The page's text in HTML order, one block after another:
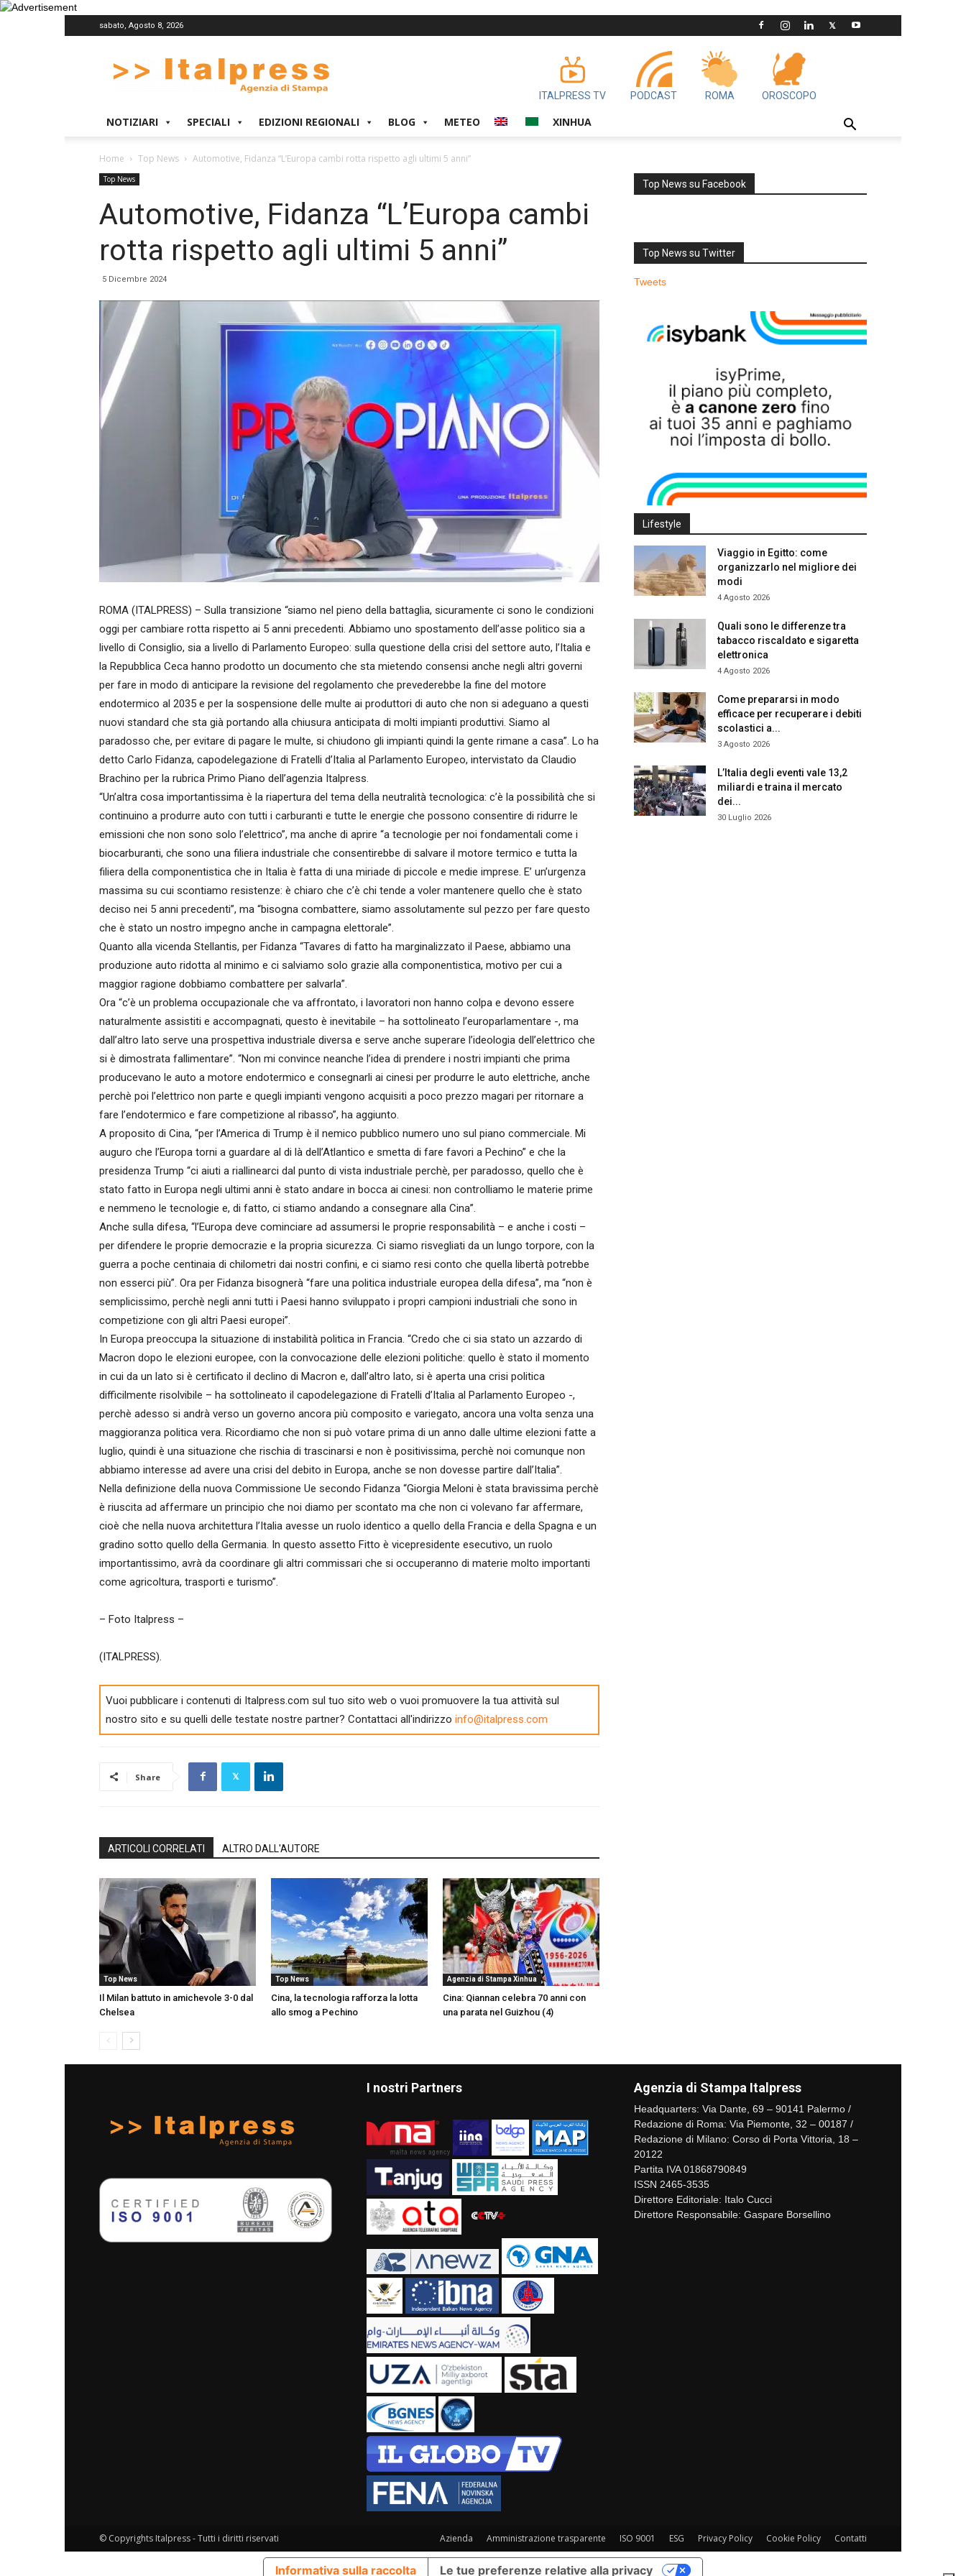
sabato, Agosto 8, 2026
ITALPRESS TV PODCAST ROMA OROSCOPO
NOTIZIARI SPECIALI EDIZIONI REGIONALI BLOG METEO XINHUA
Home Top News Automotive, Fidanza “L’Europa cambi rotta rispetto agli ultimi 5 anni”
Top News
Automotive, Fidanza “L’Europa cambi
rotta rispetto agli ultimi 5 anni”
5 Dicembre 2024
ROMA (ITALPRESS) – Sulla transizione “siamo nel pieno della battaglia, sicuramente ci sono le condizioni
oggi per cambiare rotta rispetto ai 5 anni precedenti. Abbiamo uno spostamento dell’asse politico sia a
livello di Consiglio, sia a livello di Parlamento Europeo: sulla questione della crisi del settore auto, l’Italia e
la Repubblica Ceca hanno prodotto un documento che sta mietendo consensi anche negli altri governi
per fare in modo di anticipare la revisione del regolamento che prevederebbe la fine del motore
endotermico al 2035 e per la sospensione delle multe ai produttori di auto che non si adeguano a questi
nuovi standard che sta già portando alla chiusura anticipata di molti impianti produttivi. Siamo al
paradosso che, per evitare di pagare le multe, si chiudono gli impianti quindi la gente rimane a casa”. Lo ha
detto Carlo Fidanza, capodelegazione di Fratelli d’Italia al Parlamento Europeo, intervistato da Claudio
Brachino per la rubrica Primo Piano dell’agenzia Italpress.
“Un’altra cosa importantissima è la riapertura del tema della neutralità tecnologica: c’è la possibilità che si
continuino a produrre auto con tutti i carburanti e tutte le energie che possono consentire di ridurre le
emissioni che non sono solo l’elettrico”, ma anche di aprire “a tecnologie per noi fondamentali come i
biocarburanti, che sono una filiera industriale che consentirebbe di salvare il motore termico e tutta la
filiera della componentistica che in Italia è fatta di una miriade di piccole e medie imprese. E’ un’urgenza
massima su cui scontiamo resistenze: è chiaro che c’è chi tende a voler mantenere quello che è stato
deciso nei 5 anni precedenti”, ma “bisogna combattere, siamo assolutamente sul pezzo per fare questo
che è stato un nostro impegno anche in campagna elettorale”.
Quanto alla vicenda Stellantis, per Fidanza “Tavares di fatto ha marginalizzato il Paese, abbiamo una
produzione auto ridotta al minimo e ci salviamo solo grazie alla componentistica, motivo per cui a
maggior ragione dobbiamo combattere per salvarla”.
Ora “c’è un problema occupazionale che va affrontato, i lavoratori non hanno colpa e devono essere
naturalmente assistiti e accompagnati, questo è inevitabile – ha sottolineato l’europarlamentare -, ma
dall’altro lato serve una prospettiva industriale diversa e serve anche superare l’ideologia dell’elettrico che
si è dimostrata fallimentare”. “Non mi convince neanche l’idea di prendere i nostri impianti che prima
producevano le auto a motore endotermico e consegnarli ai cinesi per produrre le auto elettriche, anche
perchè poi l’elettrico non parte e quegli impianti vengono acquisiti a poco prezzo magari per ritornare a
fare l’endotermico e fare competizione al ribasso”, ha aggiunto.
A proposito di Cina, “per l’America di Trump è il nemico pubblico numero uno sul piano commerciale. Mi
auguro che l’Europa torni a guardare al di là dell’Atlantico e smetta di fare favori a Pechino” e che la
presidenza Trump “ci aiuti a riallinearci dal punto di vista industriale perchè, per paradosso, quello che è
stato fatto in Europa negli ultimi anni è stato andare in bocca ai cinesi: non controlliamo le materie prime
e nemmeno le tecnologie e, di fatto, ci stiamo andando a consegnare alla Cina”.
Anche sulla difesa, “l’Europa deve cominciare ad assumersi le proprie responsabilità – e anche i costi –
per difendere le proprie democrazie e la propria sicurezza. Ci siamo risvegliati da un lungo torpore, con la
guerra a poche centinaia di chilometri dai nostri confini, e ci siamo resi conto che quella libertà potrebbe
non esserci più”. Ora per Fidanza bisognerà “fare una politica industriale europea della difesa”, ma “non è
semplicissimo, perchè negli anni tutti i Paesi hanno sviluppato i propri campioni industriali che sono in
competizione con gli altri Paesi europei”.
In Europa preoccupa la situazione di instabilità politica in Francia. “Credo che ci sia stato un azzardo di
Macron dopo le elezioni europee, con la convocazione delle elezioni politiche: quello è stato il momento
in cui da un lato si è certificato il declino di Macron e, dall’altro lato, si è aperta una crisi politica
difficilmente risolvibile – ha sottolineato il capodelegazione di Fratelli d’Italia al Parlamento Europeo -,
perchè adesso si andrà verso un governo ancora più composito e variegato, ancora una volta senza una
maggioranza politica vera. Ricordiamo che non si può votare prima di un anno dalle ultime elezioni fatte a
luglio, quindi è una situazione che rischia di trascinarsi e non è positivissima, perchè noi comunque non
abbiamo interesse ad avere una crisi del debito in Europa, anche se non dovesse partire dall’Italia”.
Nella definizione della nuova Commissione Ue secondo Fidanza “Giorgia Meloni è stata bravissima perchè
è riuscita ad affermare un principio che noi diamo per scontato ma che non ci volevano far affermare,
cioè che nella nuova architettura l’Italia avesse un ruolo identico a quello della Francia e della Spagna e un
gradino sotto quello della Germania. In questo assetto Fitto è vicepresidente esecutivo, un ruolo
importantissimo, avrà da coordinare gli altri commissari che si occuperanno di materie molto importanti
come agricoltura, trasporti e turismo”.
– Foto Italpress –
(ITALPRESS).
Vuoi pubblicare i contenuti di Italpress.com sul tuo sito web o vuoi promuovere la tua attività sul
nostro sito e su quelli delle testate nostre partner? Contattaci all'indirizzo info@italpress.com
Share
ARTICOLI CORRELATI ALTRO DALL'AUTORE
Top News
Il Milan battuto in amichevole 3-0 dal
Chelsea
Top News
Cina, la tecnologia rafforza la lotta
allo smog a Pechino
Agenzia di Stampa Xinhua
Cina: Qiannan celebra 70 anni con
una parata nel Guizhou (4)
Top News su Facebook
Top News su Twitter
Tweets
Lifestyle
Viaggio in Egitto: come
organizzarlo nel migliore dei
modi
4 Agosto 2026
Quali sono le differenze tra
tabacco riscaldato e sigaretta
elettronica
4 Agosto 2026
Come prepararsi in modo
efficace per recuperare i debiti
scolastici a...
3 Agosto 2026
L’Italia degli eventi vale 13,2
miliardi e traina il mercato
dei...
30 Luglio 2026
I nostri Partners Agenzia di Stampa Italpress
Headquarters: Via Dante, 69 – 90141 Palermo /
Redazione di Roma: Via Piemonte, 32 – 00187 /
Redazione di Milano: Corso di Porta Vittoria, 18 –
20122
Partita IVA 01868790849
ISSN 2465-3535
Direttore Editoriale: Italo Cucci
Direttore Responsabile: Gaspare Borsellino
Azienda Amministrazione trasparente ISO 9001 ESG Privacy Policy Cookie Policy Contatti
© Copyrights Italpress - Tutti i diritti riservati
Informativa sulla raccolta Le tue preferenze relative alla privacy